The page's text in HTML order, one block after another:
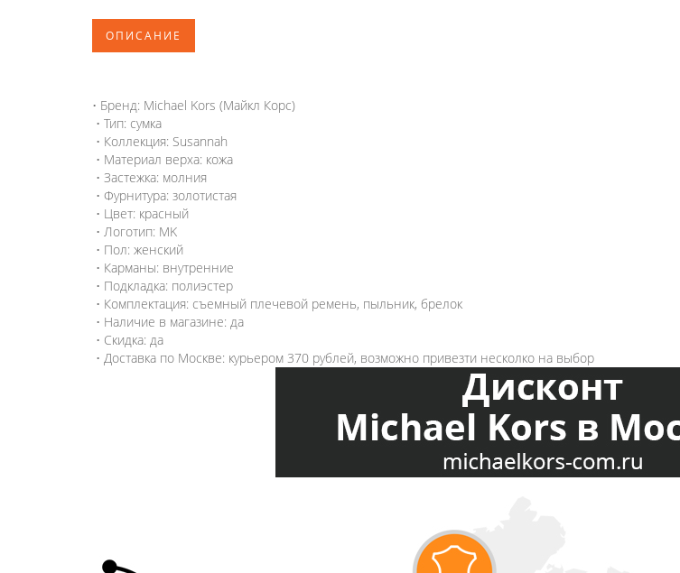
ОПИСАНИЕ
• Бренд: Michael Kors (Майкл Корс)
• Тип: сумка
• Коллекция: Susannah
• Материал верха: кожа
• Застежка: молния
• Фурнитура: золотистая
• Цвет: красный
• Логотип: MK
• Пол: женский
• Карманы: внутренние
• Подкладка: полиэстер
• Комплектация: съемный плечевой ремень, пыльник, брелок
• Наличие в магазине: да
• Скидка: да
• Доставка по Москве: курьером 370 рублей, возможно привезти несколко на выбор